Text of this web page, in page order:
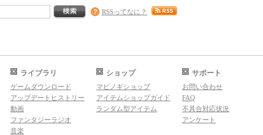
RSSってなに？
ライブラリ
ゲームダウンロード
アップデートヒストリー
動画
ファンタジーラジオ
音楽
ショップ
マビノギショップ
アイテムショップガイド
ランダム型アイテム
サポート
お問い合わせ
FAQ
不具合対応状況
アンケート